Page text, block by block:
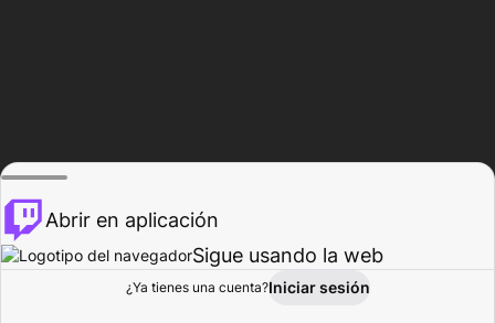
Explorar Actividad
Abrir en aplicación
Sigue usando la web
¿Ya tienes una cuenta?Iniciar sesión